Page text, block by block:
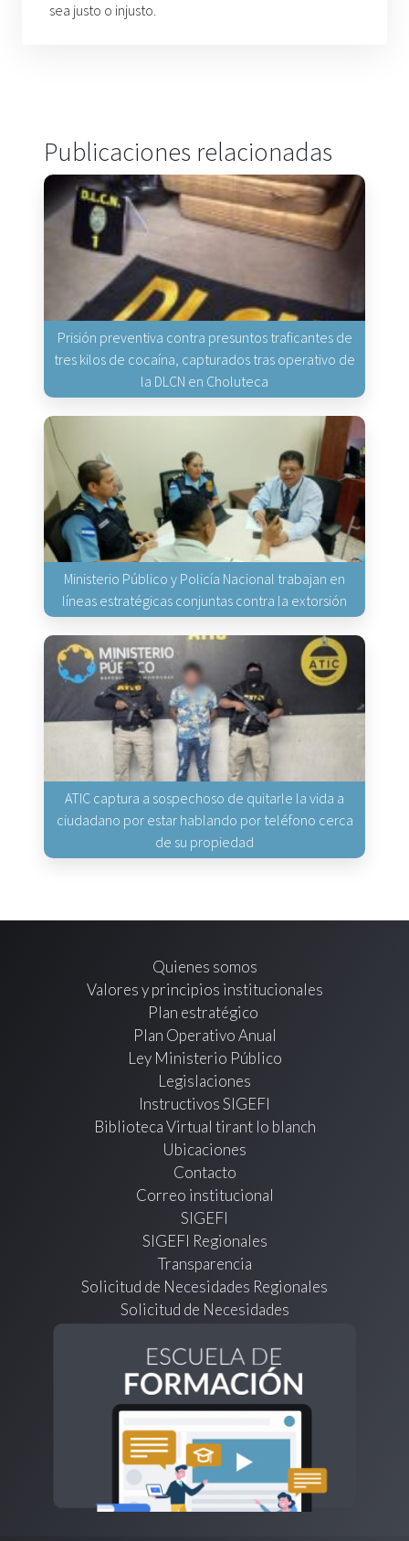
sea justo o injusto.
Publicaciones relacionadas
Prisión preventiva contra presuntos traficantes de
tres kilos de cocaína, capturados tras operativo de
la DLCN en Choluteca
Ministerio Público y Policía Nacional trabajan en
líneas estratégicas conjuntas contra la extorsión
ATIC captura a sospechoso de quitarle la vida a
ciudadano por estar hablando por teléfono cerca
de su propiedad
Quienes somos
Valores y principios institucionales
Plan estratégico
Plan Operativo Anual
Ley Ministerio Público
Legislaciones
Instructivos SIGEFI
Biblioteca Virtual tirant lo blanch
Ubicaciones
Contacto
Correo institucional
SIGEFI
SIGEFI Regionales
Transparencia
Solicitud de Necesidades Regionales
Solicitud de Necesidades